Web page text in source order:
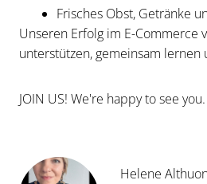
Frisches Obst, Getränke
Unseren Erfolg im E-Commerce
unterstützen, gemeinsam
JOIN US! We're happy to see you.
Helene